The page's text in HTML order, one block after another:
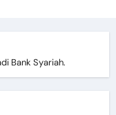
Bank Syariah.